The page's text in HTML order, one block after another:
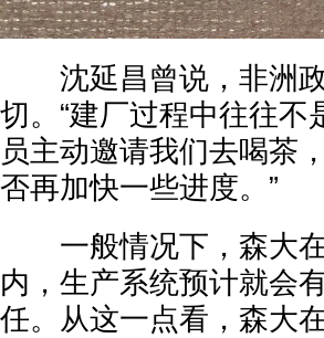
沈延昌曾说，非洲政
切。“建厂过程中往往
员主动邀请我们去喝茶
否再加快一些进度。”
一般情况下，森大在
内，生产系统预计就会
任。从这一点看，森大